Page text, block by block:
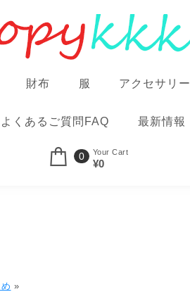
財布 服 アクセサリー
よくあるご質問FAQ 最新情報
0 Your Cart
¥0
»